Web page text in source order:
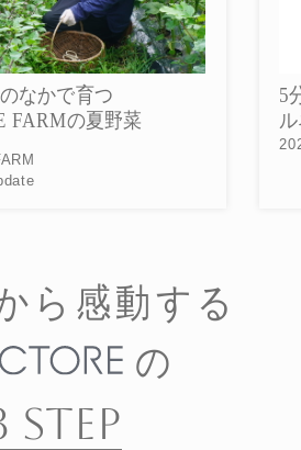
なかで育つ
FARMの夏野菜
5
ら感動する
の
STEP